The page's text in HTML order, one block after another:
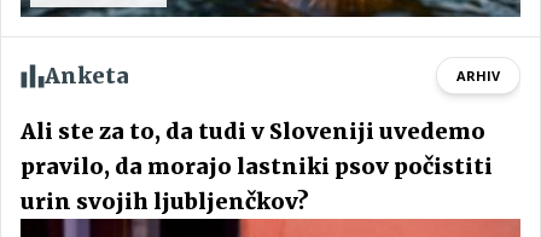
Anketa ARHIV
Ali ste za to, da tudi v Sloveniji uvedemo
pravilo, da morajo lastniki psov počistiti
urin svojih ljubljenčkov?